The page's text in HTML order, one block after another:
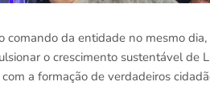
comando da entidade no mesmo
o crescimento sustentável de
a formação de verdadeiros